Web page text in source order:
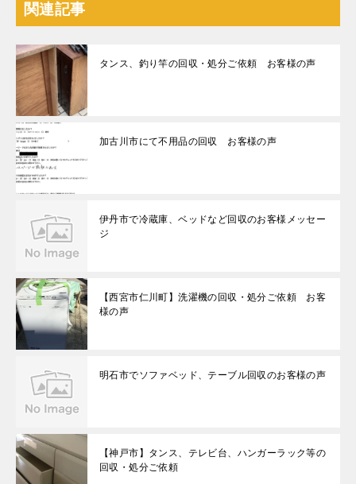
関連記事
タンス、釣り竿の回収・処分ご依頼 お客様の声
加古川市にて不用品の回収 お客様の声
伊丹市で冷蔵庫、ベッドなど回収のお客様メッセー
ジ
【西宮市仁川町】洗濯機の回収・処分ご依頼 お客
様の声
明石市でソファベッド、テーブル回収のお客様の声
【神戸市】タンス、テレビ台、ハンガーラック等の
回収・処分ご依頼